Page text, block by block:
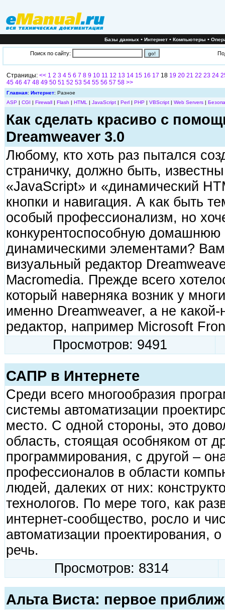
Базы данных•Интернет•Компьютеры•
Поиск по сайту:
Страницы: << 1 2 3 4 5 6 7 8 9 10 11 12 13 14 15 16 17 18 19 20 21 22 23 24
45 46 47 48 49 50 51 52 53 54 55 56 57 58 >>
Главная: Интернет: Разное
ASP| CGI | Firewall| Flash | HTML | JavaScript| Perl| PHP| VBScript| Web Servers|
Как сделать красиво с
Dreamweaver 3.0
Любому, кто хоть раз пытался
страничку, должно быть,
«JavaScript» и «динамический
кнопки и навигация. А как быть
особый профессионализм, но
конкурентоспособную домашнюю
динамическими элементами?
визуальный редактор
Macromedia. Прежде всего
который наверняка возник у
именно Dreamweaver, а не какой-
редактор, например Microsoft
Просмотров: 9491
САПР в Интернете
Среди всего многообразия
системы автоматизации
место. С одной стороны, это
область, стоящая особняком от
программирования, с другой –
профессионалов в области
людей, далеких от них:
технологов. По мере того, как
интернет-сообщество, росло и
автоматизации проектирования,
речь.
Просмотров: 8314
Альта Виста: первое